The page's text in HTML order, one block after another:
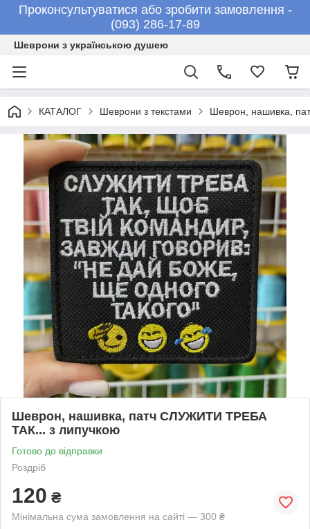
Проконсультуватися або зробити замовлення -
(093) 286-17-89
Шеврони з українською душею
КАТАЛОГ Шеврони з текстами Шеврон, нашивка,
Шеврон, нашивка, патч СЛУЖИТИ ТРЕБА
ТАК... з липучкою
Готово до відправки
Роздріб
120 ₴
Мінімальна сума замовлення на сайті — 300 ₴